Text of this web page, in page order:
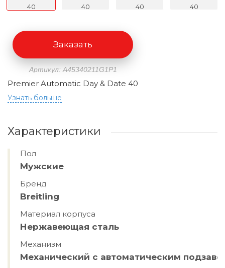
Артикул: A45340211G1P1
Premier Automatic Day & Date 40
Узнать больше
Заказать
Характеристики
Пол
Мужские
Бренд
Breitling
Материал корпуса
Нержавеющая сталь
Механизм
Механический с автоматическим